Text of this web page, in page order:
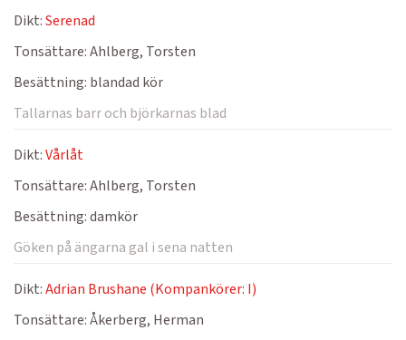
Dikt:Serenad
Tonsättare:Ahlberg, Torsten
Besättning: blandad kör
Tallarnas barr och björkarnas blad
Dikt:Vårlåt
Tonsättare:Ahlberg, Torsten
Besättning:damkör
Göken på ängarna gal i sena natten
Dikt:Adrian Brushane (Kompankörer: I)
Tonsättare:Åkerberg, Herman